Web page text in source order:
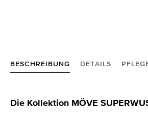
BESCHREIBUNG DETAILS
Produktinformationen
Die Kollektion MÖVE